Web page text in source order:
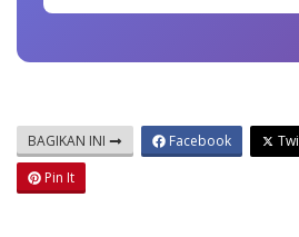
BAGIKAN INI Facebook
Pin It